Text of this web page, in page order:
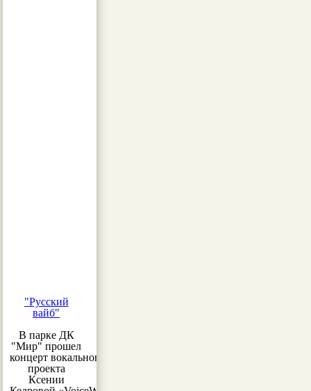
"Русский
вайб"
В парке ДК
"Мир" прошел
концерт вокального
проекта
Ксении